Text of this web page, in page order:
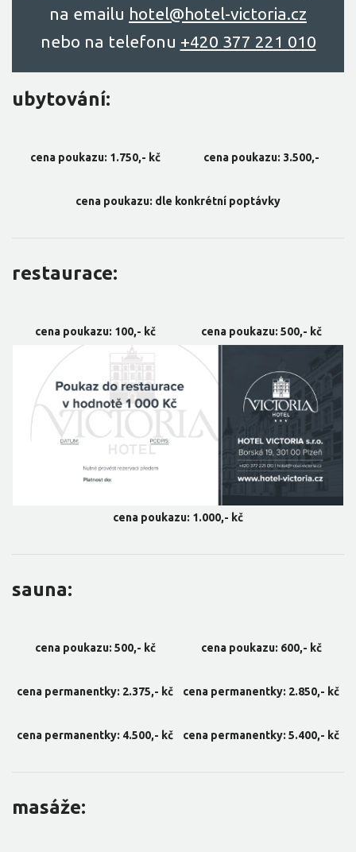
na emailu hоtel@hоtel-victоriа.cz
nebo na telefonu +420 377 221 010
ubytování:
cena poukazu: 1.750,- kč cena poukazu: 3.500,-
cena poukazu: dle konkrétní poptávky
restaurace:
cena poukazu: 100,- kč cena poukazu: 500,- kč
cena poukazu: 1.000,- kč
sauna:
cena poukazu: 500,- kč cena poukazu: 600,- kč
cena permanentky: 2.375,- kč cena permanentky: 2.850,- kč
cena permanentky: 4.500,- kč cena permanentky: 5.400,- kč
masáže: